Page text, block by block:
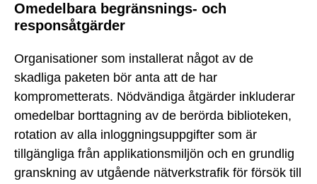
Omedelbara begränsnings- och
responsåtgärder
Organisationer som installerat något av de
skadliga paketen bör anta att de har
komprometterats. Nödvändiga åtgärder inkluderar
omedelbar borttagning av de berörda biblioteken,
rotation av alla inloggningsuppgifter som är
tillgängliga från applikationsmiljön och en grundlig
granskning av utgående nätverkstrafik för försök till